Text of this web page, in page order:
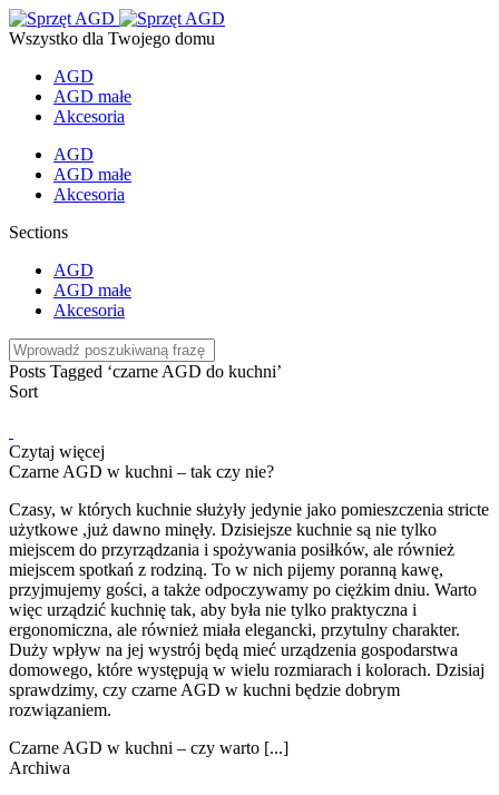
Wszystko dla Twojego domu
AGD
AGD małe
Akcesoria
AGD
AGD małe
Akcesoria
Sections
AGD
AGD małe
Akcesoria
Posts Tagged ‘czarne AGD do kuchni’
Sort
Czytaj więcej
Czarne AGD w kuchni – tak czy nie?
Czasy, w których kuchnie służyły jedynie jako pomieszczenia stricte
użytkowe ,już dawno minęły. Dzisiejsze kuchnie są nie tylko
miejscem do przyrządzania i spożywania posiłków, ale również
miejscem spotkań z rodziną. To w nich pijemy poranną kawę,
przyjmujemy gości, a także odpoczywamy po ciężkim dniu. Warto
więc urządzić kuchnię tak, aby była nie tylko praktyczna i
ergonomiczna, ale również miała elegancki, przytulny charakter.
Duży wpływ na jej wystrój będą mieć urządzenia gospodarstwa
domowego, które występują w wielu rozmiarach i kolorach. Dzisiaj
sprawdzimy, czy czarne AGD w kuchni będzie dobrym
rozwiązaniem.
Czarne AGD w kuchni – czy warto [...]
Archiwa